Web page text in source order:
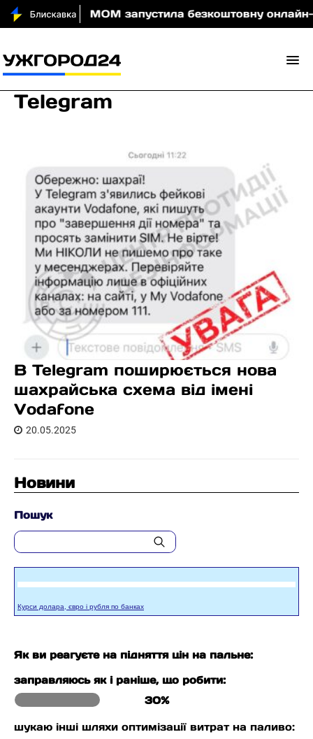
вночі МОМ запустила безкоштовну онлайн-гру,
Telegram
В Telegram поширюється нова
шахрайська схема від імені
Vodafone
20.05.2025
Новини
Пошук
Курси долара, євро і рубля по банках
Як ви реагуєте на підняття цін на пальне:
заправляюсь як і раніше, що робити:
30%
шукаю інші шляхи оптимізації витрат на паливо: